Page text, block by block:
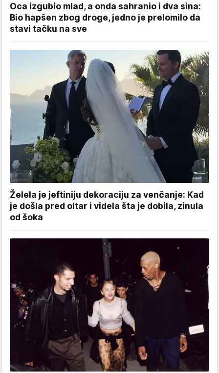
Oca izgubio mlad, a onda sahranio i dva sina:
Bio hapšen zbog droge, jedno je prelomilo da
stavi tačku na sve
Želela je jeftiniju dekoraciju za venčanje: Kad
je došla pred oltar i videla šta je dobila, zinula
od šoka